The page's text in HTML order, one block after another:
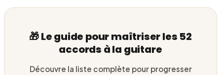
🎁 Le guide pour maîtriser les 52
accords à la guitare
Découvre la liste complète pour progresser